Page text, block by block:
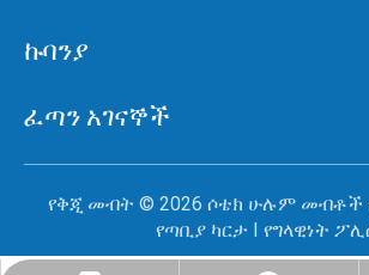
ኩባንያ
ፈጣን አገናኞች
የቅጂ መብት © 2026 ሶቴክ ሁሉም መብቶች
የጣቢያ ካርታ I የግላዊነት